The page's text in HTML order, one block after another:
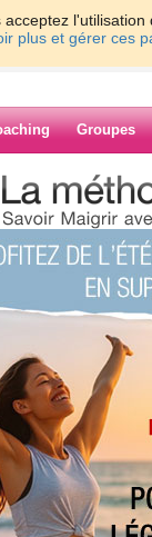
plus et gérer ces
Groupes
> micheleflochic > La
deux a
conduite
passé le volant